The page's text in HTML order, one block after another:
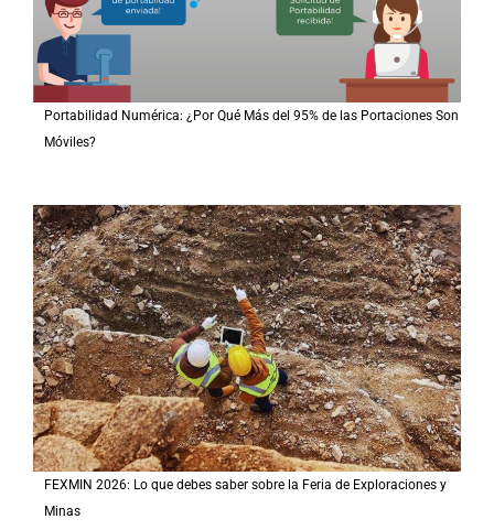
Portabilidad Numérica: ¿Por Qué Más del 95% de las Portaciones Son
Móviles?
FEXMIN 2026: Lo que debes saber sobre la Feria de Exploraciones y
Minas